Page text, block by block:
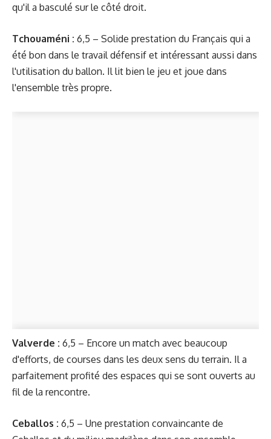
qu'il a basculé sur le côté droit.
Tchouaméni : 6,5 – Solide prestation du Français qui a
été bon dans le travail défensif et intéressant aussi dans
l'utilisation du ballon. Il lit bien le jeu et joue dans
l'ensemble très propre.
Valverde : 6,5 – Encore un match avec beaucoup
d'efforts, de courses dans les deux sens du terrain. Il a
parfaitement profité des espaces qui se sont ouverts au
fil de la rencontre.
Ceballos : 6,5 – Une prestation convaincante de